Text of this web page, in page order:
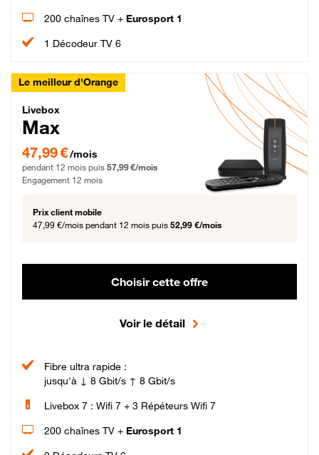
200 chaînes TV + Eurosport 1
1 Décodeur TV 6
Le meilleur d'Orange
Livebox Max Fibre
Livebox
Max
47,99 € par mois pendant 12 mois puis 57,99 € par mois, Engagement 12 mois
47,99 €/mois
pendant 12 mois puis 57,99 €/mois
Engagement 12 mois
Prix client mobile
47,99 €/mois pendant 12 mois puis 52,99 €/mois
Choisir cette offre
Voir le détail
Fibre ultra rapide :
jusqu'à ↓ 8 Gbit/s ↑ 8 Gbit/s
Livebox 7 : Wifi 7 + 3 Répéteurs Wifi 7
200 chaînes TV + Eurosport 1